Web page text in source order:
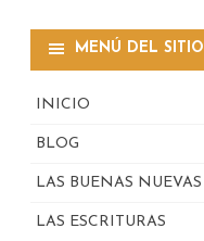
MENÚ DEL SITIO
INICIO
BLOG
LAS BUENAS NUEVAS
LAS ESCRITURAS